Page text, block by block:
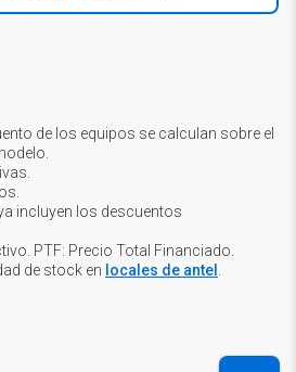
de los equipos se calculan sobre el
incluyen los descuentos
PTF: Precio Total Financiado.
de stock en locales de antel